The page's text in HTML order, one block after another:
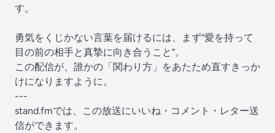
す。
勇気をくじかない言葉を届けるには、まず“愛を持って
目の前の相手と真摯に向き合うこと”。
この配信が、誰かの「関わり方」をあたため直すきっか
けになりますように。
---
stand.fmでは、この放送にいいね・コメント・レター送
信ができます。